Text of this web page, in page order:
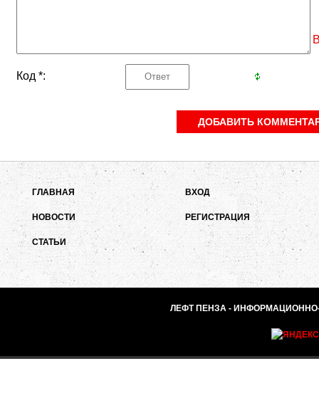
Код *:
ГЛАВНАЯ
НОВОСТИ
СТАТЬИ
ВХОД
РЕГИСТРАЦИЯ
ЛЕФТ ПЕНЗА - ИНФОРМАЦИОННО-